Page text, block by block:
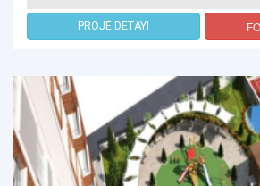
PROJE DETAYI